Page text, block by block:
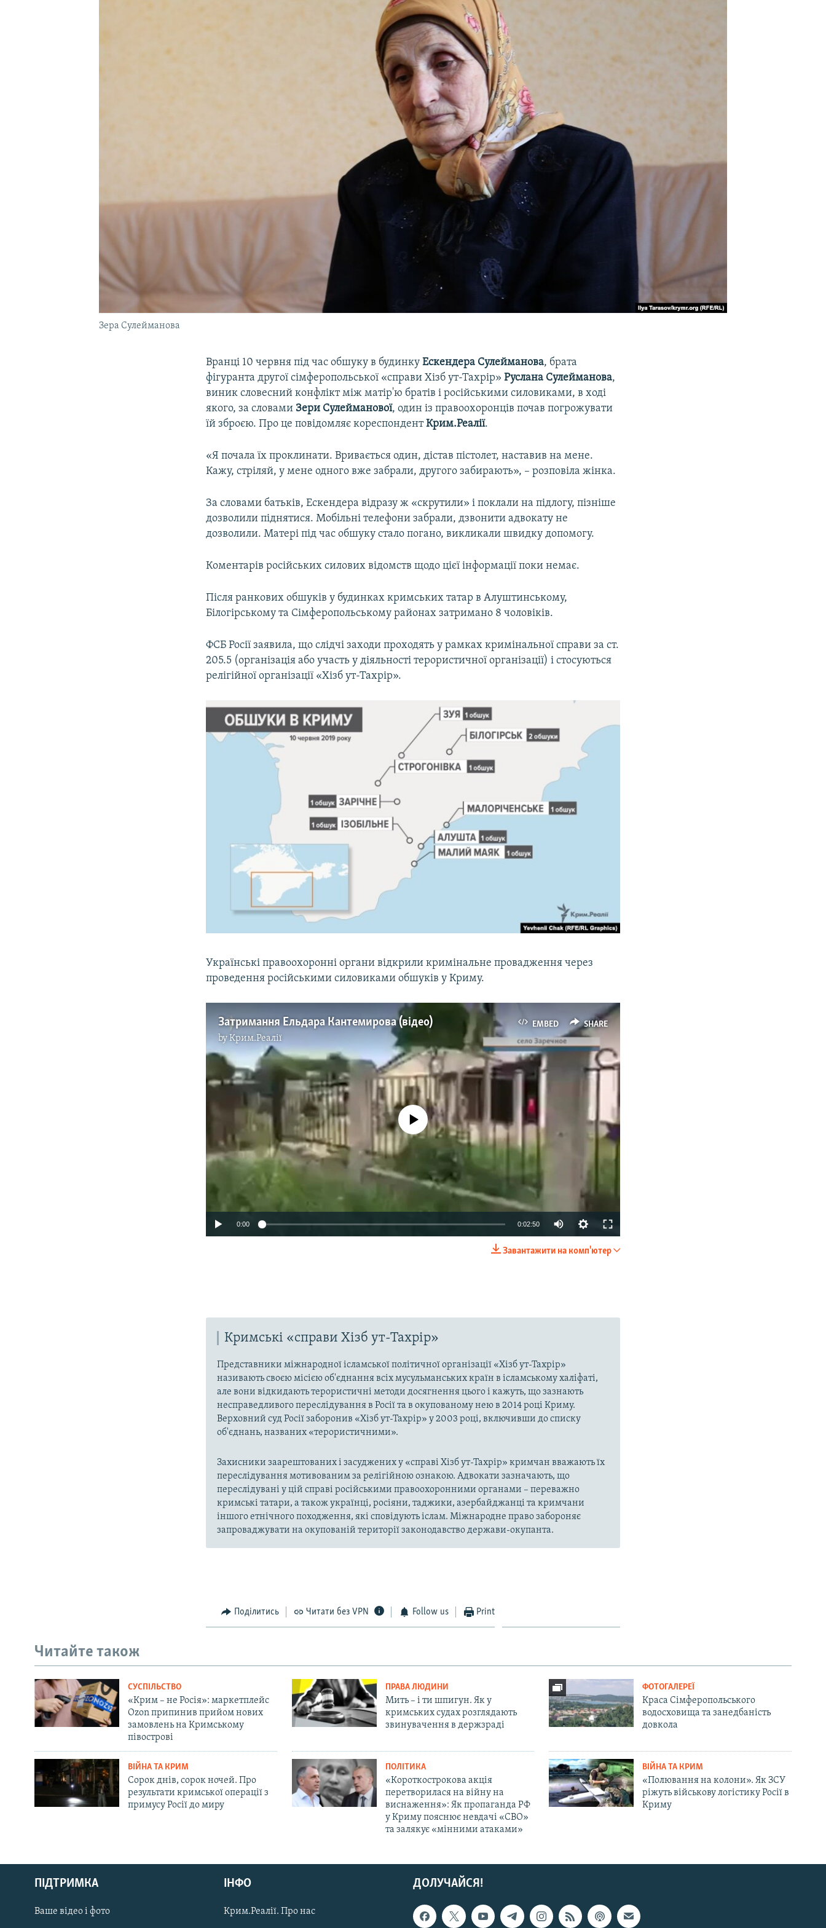
Русский
Qırımtatar
ДОЛУЧАЙСЯ!
Зера Сулейманова
Вранці 10 червня під час обшуку в будинкуЕскендера Сулейманова, брата
фігуранта другої сімферопольської «справи Хізб ут-Тахрір»Руслана Сулейманова,
виник словесний конфлікт між матір'ю братів і російськими силовиками, в ході
якого, за словами Зери Сулейманової, один із правоохоронців почав погрожувати
їй зброєю. Про це повідомляє кореспондентКрим.Реалії.
«Я почала їх проклинати. Вривається один, дістав пістолет, наставив на мене.
Кажу, стріляй, у мене одного вже забрали, другого забирають», – розповіла жінка.
За словами батьків, Ескендера відразу ж «скрутили» і поклали на підлогу, пізніше
дозволили піднятися. Мобільні телефони забрали, дзвонити адвокату не
дозволили. Матері під час обшуку стало погано, викликали швидку допомогу.
Коментарів російських силових відомств щодо цієї інформації поки немає.
Після ранкових обшуків у будинках кримських татар в Алуштинському,
Білогірському та Сімферопольському районах затримано 8 чоловіків.
ФСБ Росії заявила, що слідчі заходи проходять у рамках кримінальної справи за ст.
205.5 (організація або участь у діяльності терористичної організації) і стосуються
релігійної організації «Хізб ут-Тахрір».
Українські правоохоронні органи відкрили кримінальне провадження через
проведення російськими силовиками обшуків у Криму.
EMBED SHARE
Затримання Ельдара Кантемирова (відео)
byКрим.Реалії
No media source currently available
0:00 0:02:50
Завантажити на комп'ютер
Кримські «справи Хізб ут-Тахрір»
Представники міжнародної ісламської політичної організації «Хізб ут-Тахрір»
називають своєю місією об'єднання всіх мусульманських країн в ісламському халіфаті,
але вони відкидають терористичні методи досягнення цього і кажуть, що зазнають
несправедливого переслідування в Росії та в окупованому нею в 2014 році Криму.
Верховний суд Росії заборонив «Хізб ут-Тахрір» у 2003 році, включивши до списку
об'єднань, названих «терористичними».
Захисники заарештованих і засуджених у «справі Хізб ут-Тахрір» кримчан вважають їх
переслідування мотивованим за релігійною ознакою. Адвокати зазначають, що
переслідувані у цій справі російськими правоохоронними органами – переважно
кримські татари, а також українці, росіяни, таджики, азербайджанці та кримчани
іншого етнічного походження, які сповідують іслам. Міжнародне право забороняє
запроваджувати на окупованій території законодавство держави-окупанта.
Поділитись Читати без VPN Follow us Print
Читайте також
СУСПІЛЬСТВО
«Крим – не Росія»: маркетплейс
Ozon припинив прийом нових
замовлень на Кримському
півострові
ПРАВА ЛЮДИНИ
Мить – і ти шпигун. Як у
кримських судах розглядають
звинувачення в держзраді
ФОТОГАЛЕРЕЇ
Краса Сімферопольського
водосховища та занедбаність
довкола
ВІЙНА ТА КРИМ
Сорок днів, сорок ночей. Про
результати кримської операції з
примусу Росії до миру
ПОЛІТИКА
«Короткострокова акція
перетворилася на війну на
виснаження»: Як пропаганда РФ
у Криму пояснює невдачі «СВО»
та залякує «мінними атаками»
ВІЙНА ТА КРИМ
«Полювання на колони». Як ЗСУ
ріжуть військову логістику Росії в
Криму
ДОЛУЧАЙСЯ!
ПІДТРИМКА
Ваше відео і фото
ІНФО
Крим.Реалії. Про нас